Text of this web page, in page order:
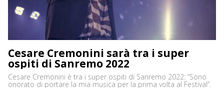
Cesare Cremonini sarà tra i super
ospiti di Sanremo 2022
Cesare Cremonini è tra i super ospiti di Sanremo 2022: “Sono
onorato di portare la mia musica per la prima volta al Festival”.